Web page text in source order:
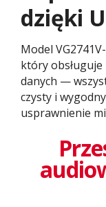
dzięki
Model
który obsługuje
danych —
czysty i
usprawnienie